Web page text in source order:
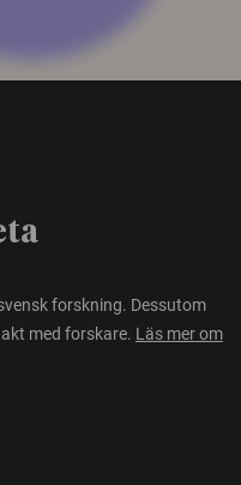
forskning. Dessutom
med forskare. Läs mer om